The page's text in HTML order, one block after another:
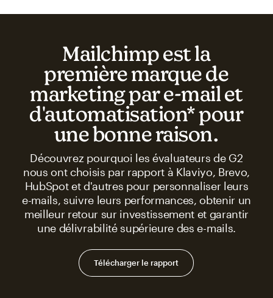
Mailchimp est la
première marque de
marketing par e-mail et
d'automatisation* pour
une bonne raison.
Découvrez pourquoi les évaluateurs de G2
nous ont choisis par rapport à Klaviyo, Brevo,
HubSpot et d'autres pour personnaliser leurs
e-mails, suivre leurs performances, obtenir un
meilleur retour sur investissement et garantir
une délivrabilité supérieure des e-mails.
Télécharger le rapport